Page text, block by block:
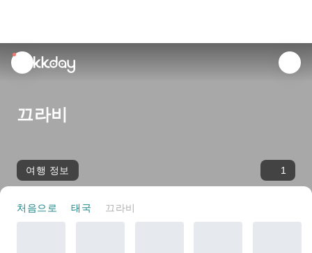
unread
notifications
끄라비
여행 정보 1
처음으로 태국 끄라비